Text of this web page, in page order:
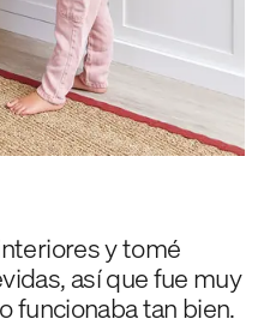
y tomé
así que fue muy
funcionaba tan bien.